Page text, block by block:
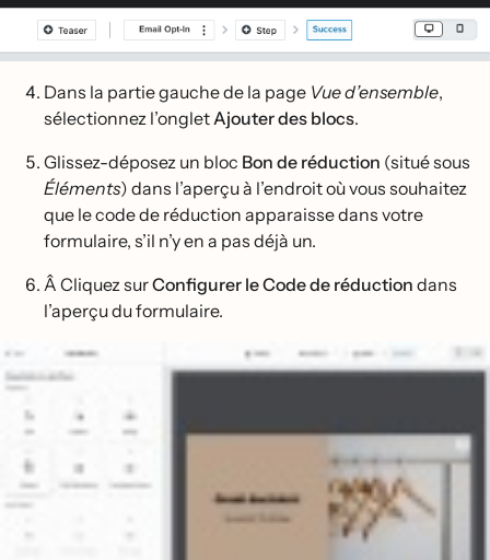
Dans la partie gauche de la page Vue d’ensemble,
sélectionnez l’onglet Ajouter des blocs.
Glissez-déposez un bloc Bon de réduction (situé sous
Éléments) dans l’aperçu à l’endroit où vous souhaitez
que le code de réduction apparaisse dans votre
formulaire, s’il n’y en a pas déjà un.
Â Cliquez surConfigurer le Code de réduction dans
l’aperçu du formulaire.